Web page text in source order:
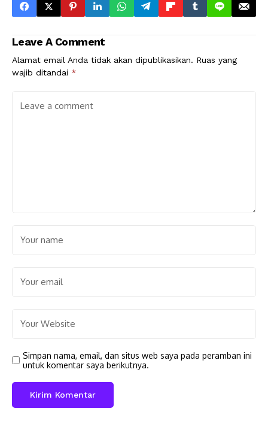
Leave A Comment
Alamat email Anda tidak akan dipublikasikan. Ruas yang
wajib ditandai *
Simpan nama, email, dan situs web saya pada peramban ini
untuk komentar saya berikutnya.